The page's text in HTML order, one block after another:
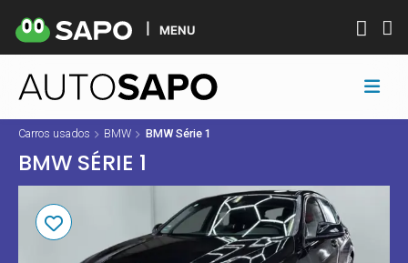
MENU
Carros usados BMW BMW Série 1
BMW SÉRIE 1